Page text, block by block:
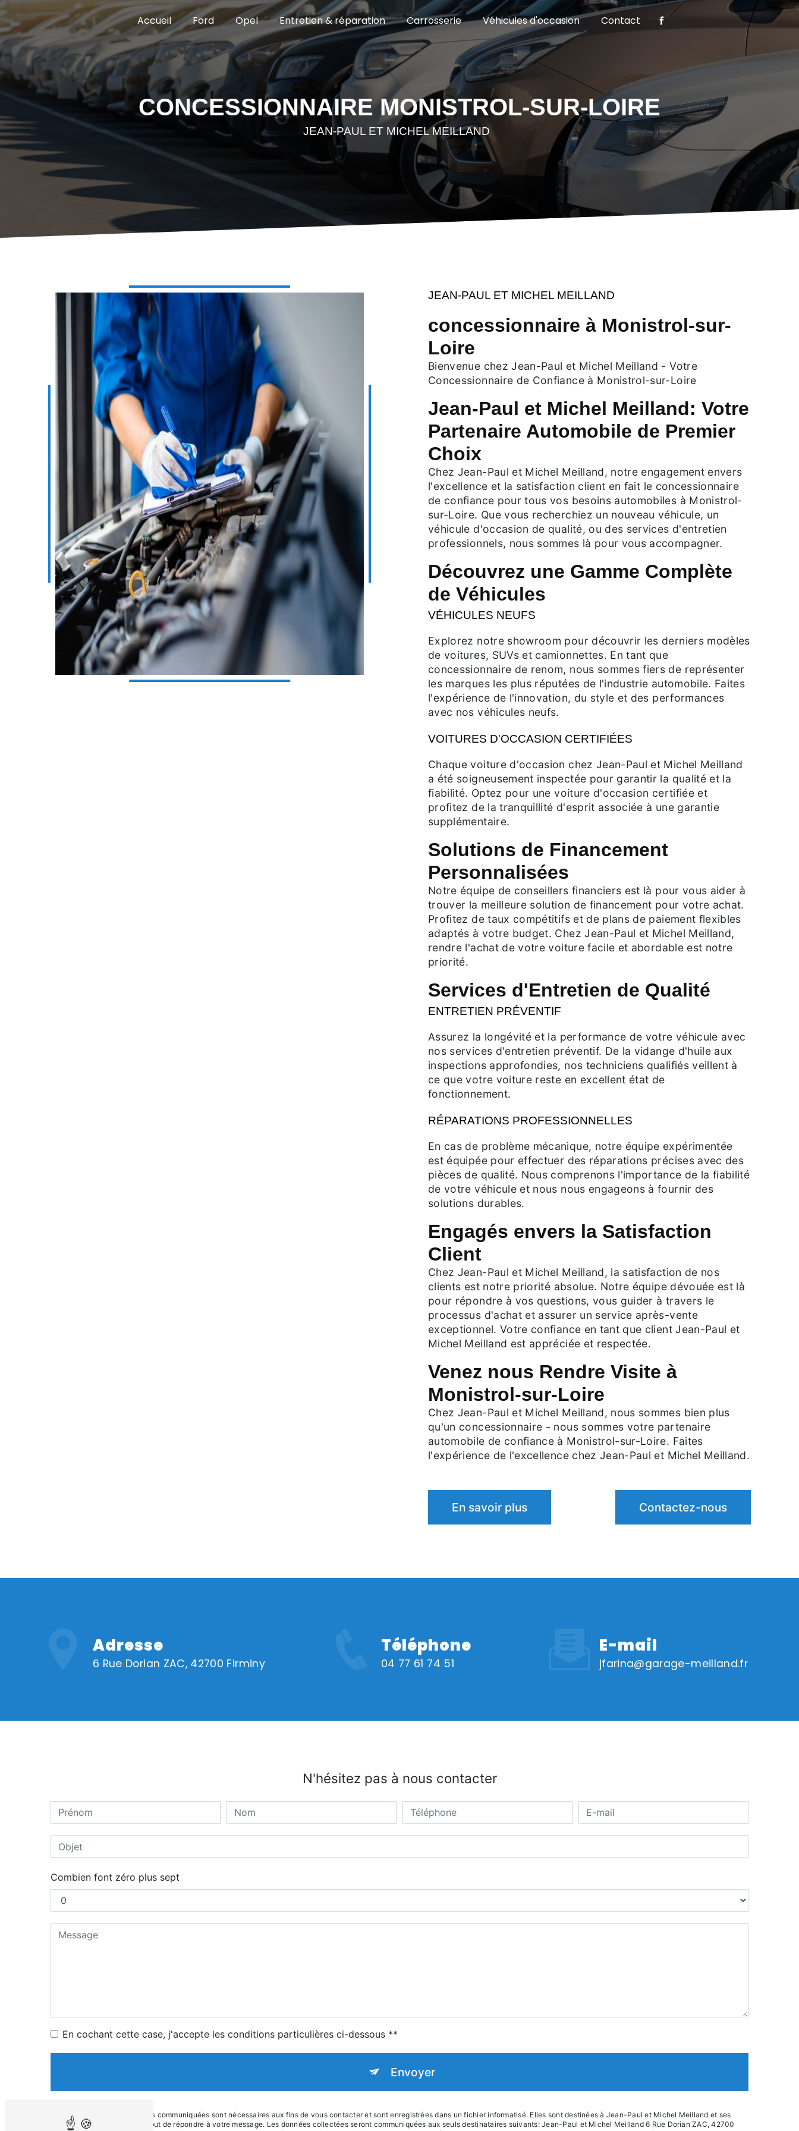
Accueil Ford Opel Entretien & réparation Carrosserie Véhicules d'occasion Contact
CONCESSIONNAIRE MONISTROL-SUR-LOIRE
JEAN-PAUL ET MICHEL MEILLAND
JEAN-PAUL ET MICHEL MEILLAND
concessionnaire à Monistrol-sur-
Loire
Bienvenue chez Jean-Paul et Michel Meilland - Votre
Concessionnaire de Confiance à Monistrol-sur-Loire
Jean-Paul et Michel Meilland: Votre
Partenaire Automobile de Premier
Choix
Chez Jean-Paul et Michel Meilland, notre engagement envers
l'excellence et la satisfaction client en fait le concessionnaire
de confiance pour tous vos besoins automobiles à Monistrol-
sur-Loire. Que vous recherchiez un nouveau véhicule, un
véhicule d'occasion de qualité, ou des services d'entretien
professionnels, nous sommes là pour vous accompagner.
Découvrez une Gamme Complète
de Véhicules
VÉHICULES NEUFS
Explorez notre showroom pour découvrir les derniers modèles
de voitures, SUVs et camionnettes. En tant que
concessionnaire de renom, nous sommes fiers de représenter
les marques les plus réputées de l'industrie automobile. Faites
l'expérience de l'innovation, du style et des performances
avec nos véhicules neufs.
VOITURES D'OCCASION CERTIFIÉES
Chaque voiture d'occasion chez Jean-Paul et Michel Meilland
a été soigneusement inspectée pour garantir la qualité et la
fiabilité. Optez pour une voiture d'occasion certifiée et
profitez de la tranquillité d'esprit associée à une garantie
supplémentaire.
Solutions de Financement
Personnalisées
Notre équipe de conseillers financiers est là pour vous aider à
trouver la meilleure solution de financement pour votre achat.
Profitez de taux compétitifs et de plans de paiement flexibles
adaptés à votre budget. Chez Jean-Paul et Michel Meilland,
rendre l'achat de votre voiture facile et abordable est notre
priorité.
Services d'Entretien de Qualité
ENTRETIEN PRÉVENTIF
Assurez la longévité et la performance de votre véhicule avec
nos services d'entretien préventif. De la vidange d'huile aux
inspections approfondies, nos techniciens qualifiés veillent à
ce que votre voiture reste en excellent état de
fonctionnement.
RÉPARATIONS PROFESSIONNELLES
En cas de problème mécanique, notre équipe expérimentée
est équipée pour effectuer des réparations précises avec des
pièces de qualité. Nous comprenons l'importance de la fiabilité
de votre véhicule et nous nous engageons à fournir des
solutions durables.
Engagés envers la Satisfaction
Client
Chez Jean-Paul et Michel Meilland, la satisfaction de nos
clients est notre priorité absolue. Notre équipe dévouée est là
pour répondre à vos questions, vous guider à travers le
processus d'achat et assurer un service après-vente
exceptionnel. Votre confiance en tant que client Jean-Paul et
Michel Meilland est appréciée et respectée.
Venez nous Rendre Visite à
Monistrol-sur-Loire
Chez Jean-Paul et Michel Meilland, nous sommes bien plus
qu'un concessionnaire - nous sommes votre partenaire
automobile de confiance à Monistrol-sur-Loire. Faites
l'expérience de l'excellence chez Jean-Paul et Michel Meilland.
En savoir plus Contactez-nous
Adresse
6 Rue Dorian ZAC, 42700 Firminy
Téléphone
04 77 61 74 51
E-mail
jfarina@garage-meilland.fr
N'hésitez pas à nous contacter
Combien font zéro plus sept
En cochant cette case, j'accepte les conditions particulières ci-dessous **
Envoyer
** Les données personnelles communiquées sont nécessaires aux fins de vous contacter et sont enregistrées dans un fichier informatisé. Elles sont destinées à Jean-Paul et Michel Meilland et ses
sous-traitants dans le seul but de répondre à votre message. Les données collectées seront communiquées aux seuls destinataires suivants: Jean-Paul et Michel Meilland 6 Rue Dorian ZAC, 42700
Panneau de gestion des cookies